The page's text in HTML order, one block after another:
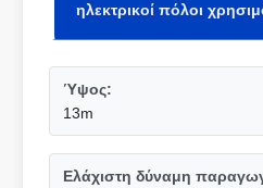
ηλεκτρικοί πόλοι
Ύψος:
13m
Ελάχιστη δύναμη